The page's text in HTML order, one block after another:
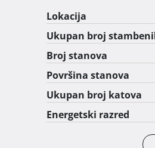
Uskoro dostupno –
Lokacija
Ukupan broj
Broj stanova
Površina stanova
Ukupan broj katova
Energetski razred